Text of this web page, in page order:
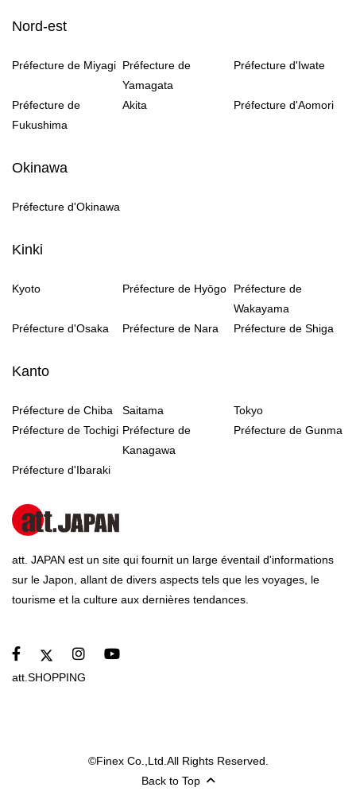
Nord-est
Préfecture de Miyagi Préfecture de
Yamagata
Préfecture d'Iwate
Préfecture de
Fukushima
Akita Préfecture d'Aomori
Okinawa
Préfecture d'Okinawa
Kinki
Kyoto Préfecture de Hyōgo
Préfecture de
Wakayama
Préfecture d'Osaka
Préfecture de Nara Préfecture de Shiga
Kanto
Préfecture de Chiba Saitama
Tokyo
Préfecture de Tochigi Préfecture de
Kanagawa
Préfecture de Gunma
Préfecture d'Ibaraki
att. JAPAN est un site qui fournit un large éventail d'informations
sur le Japon, allant de divers aspects tels que les voyages, le
tourisme et la culture aux dernières tendances.
att.SHOPPING
©Finex Co.,Ltd.All Rights Reserved.
Back to Top